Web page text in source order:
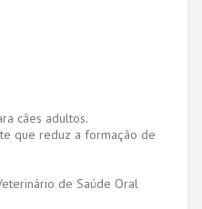
cães adultos.
que reduz a formação de
de Saúde Oral